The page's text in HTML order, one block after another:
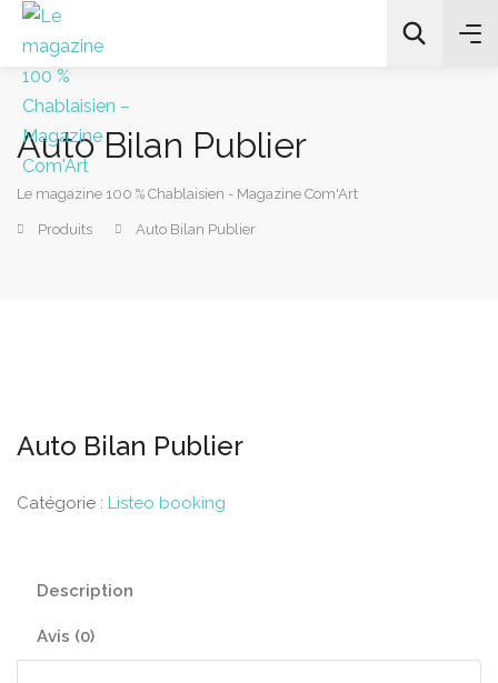
Auto Bilan Publier
Le magazine 100 % Chablaisien - Magazine Com'Art
Produits Auto Bilan Publier
Auto Bilan Publier
Catégorie : Listeo booking
Description
Avis (0)